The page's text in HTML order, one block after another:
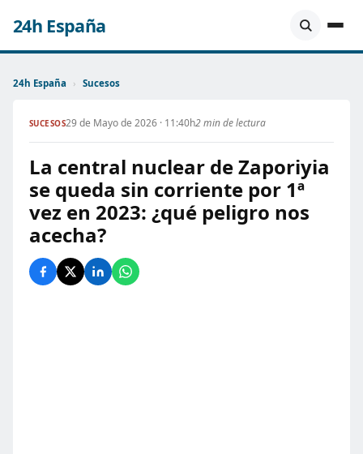
24h España
24h España › Sucesos
SUCESOS29 de Mayo de 2026 · 11:40h2 min de lectura
La central nuclear de Zaporiyia
se queda sin corriente por 1ª
vez en 2023: ¿qué peligro nos
acecha?